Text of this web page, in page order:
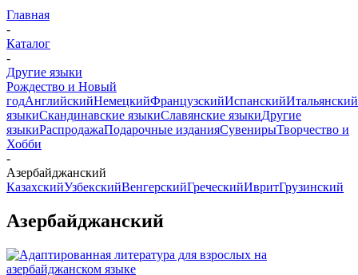
Главная
-
Каталог
-
Другие языки
Рождество и Новый
годАнглийскийНемецкийФранцузскийИспанскийИтальянский
языкиСкандинавские языкиСлавянские языкиДругие
языкиРаспродажаПодарочные изданияСувенирыТворчество и
Хобби
-
Азербайджанский
КазахскийУзбекскийВенгерскийГреческийИвритГрузинский
Азербайджанский